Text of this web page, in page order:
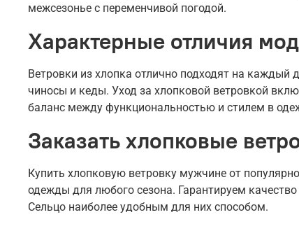
межсезонье с переменчивой погодой.
Характерные отличия
Ветровки из хлопка отлично подходят на
чиносы и кеды. Уход за хлопковой ветровкой
баланс между функциональностью и стилем в
Заказать хлопковые
Купить хлопковую ветровку мужчине от
одежды для любого сезона. Гарантируем
Сельцо наиболее удобным для них способом.